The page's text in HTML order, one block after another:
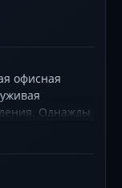
офисная
Однажды